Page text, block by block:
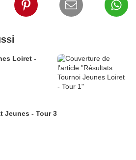
Loiret -
Jeunes - Tour 3